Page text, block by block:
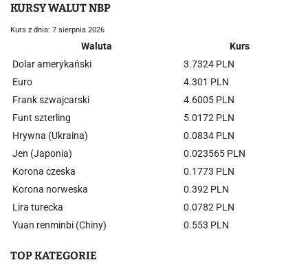
KURSY WALUT NBP
Kurs z dnia: 7 sierpnia 2026
Waluta
Kurs
Dolar amerykański
3.7324 PLN
Euro
4.301 PLN
Frank szwajcarski
4.6005 PLN
Funt szterling
5.0172 PLN
Hrywna (Ukraina)
0.0834 PLN
Jen (Japonia)
0.023565 PLN
Korona czeska
0.1773 PLN
Korona norweska
0.392 PLN
Lira turecka
0.0782 PLN
Yuan renminbi (Chiny)
0.553 PLN
TOP KATEGORIE